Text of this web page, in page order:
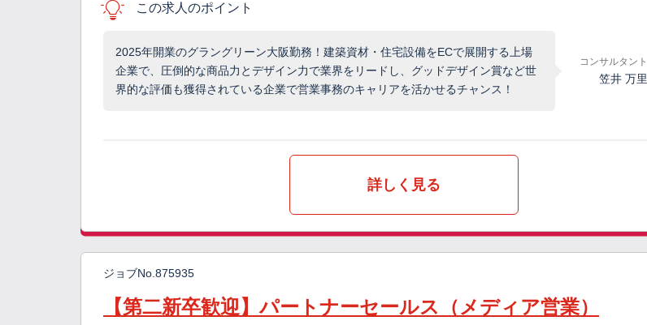
この求人のポイント
2025年開業のグラングリーン大阪勤務！建築資材・住宅設備をECで展開する上場
企業で、圧倒的な商品力とデザイン力で業界をリードし、グッドデザイン賞など世
界的な評価も獲得されている企業で営業事務のキャリアを活かせるチャンス！
コンサルタント
笠井 万里
詳しく見る
ジョブNo.875935
【第二新卒歓迎】パートナーセールス（メディア営業）